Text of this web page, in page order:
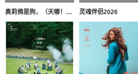
奥莉佛是狗，（天哪！！）这家伙电影版 灵魂伴侣2026